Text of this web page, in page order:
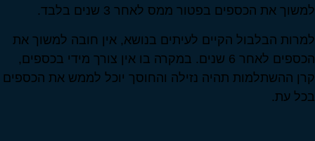
למשוך את הכספים בפטור ממס לאחר 3 שנים בלבד.
למרות הבלבול הקיים לעיתים בנושא, אין חובה למשוך את
הכספים לאחר 6 שנים. במקרה בו אין צורך מידי בכספים,
קרן ההשתלמות תהיה נזילה והחוסך יוכל לממש את הכספים
בכל עת.